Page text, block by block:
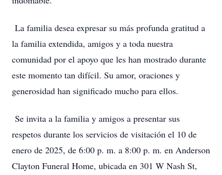
La familia desea expresar su más profunda gratitud a
la familia extendida, amigos y a toda nuestra
comunidad por el apoyo que les han mostrado durante
este momento tan difícil. Su amor, oraciones y
generosidad han significado mucho para ellos.
Se invita a la familia y amigos a presentar sus
respetos durante los servicios de visitación el 10 de
enero de 2025, de 6:00 p. m. a 8:00 p. m. en Anderson
Clayton Funeral Home, ubicada en 301 W Nash St,